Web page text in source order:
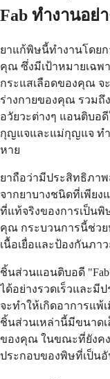
Fab ทำงานอย่
ยาแก้พิษนี้ทำงานโดย
คุณ ซึ่งมีเป้าหมายเฉพ
กระแสเลือดของคุณ จ
ร่างกายของคุณ รวมถึ
อวัยวะต่างๆ แอนติบอ
กุญแจและแม่กุญแจ ทำ
หาย
ยาถือว่ามีประสิทธิภา
จากยาบางชนิดที่เพีย
ที่แท้จริงของการเป็น
คุณ กระบวนการนี้ช่วย
เนื้อเยื่อและป้องกันภ
ชิ้นส่วนแอนติบอดี
ได้อย่างรวดเร็วและ
จะทำให้เกิดอาการแพ้
ชิ้นส่วนเหล่านี้มีขนาดเ
ของคุณ ในขณะที่ยังค
ประกอบของพิษที่เป็นอั